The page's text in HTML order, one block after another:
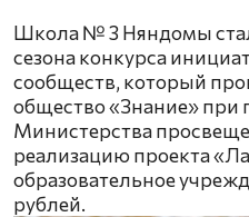
Школа № 3 Няндомы
сезона конкурса
сообществ, который
общество «Знание» при
Министерства
реализацию проекта
образовательное
рублей.